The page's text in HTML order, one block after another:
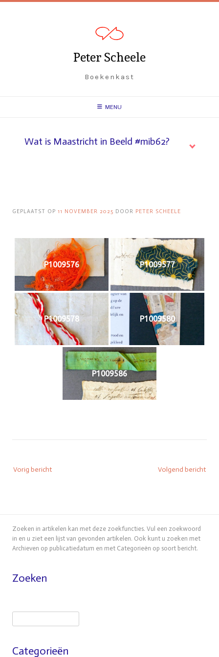
Spring
Peter Scheele
Boekenkast
MENU
Wat is Maastricht in Beeld #mib62?
GEPLAATST OP 11 NOVEMBER 2025 DOOR PETER SCHEELE
P1009576 P1009577
P1009578 P1009580
P1009586
navigatie
Vorig bericht Volgend bericht
Zoeken in artikelen kan met deze zoekfuncties. Vul een zoekwoord
in en u ziet een lijst van gevonden artikelen. Ook kunt u zoeken met
Archieven op publicatiedatum en met Categorieën op soort bericht.
Zoeken
Categorieën